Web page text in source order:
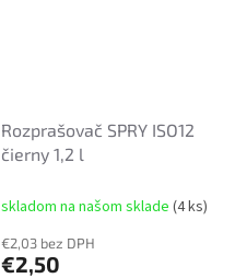
Rozprašovač SPRY ISO12
čierny 1,2 l
skladom na našom sklade (4 ks)
€2,03 bez DPH
€2,50